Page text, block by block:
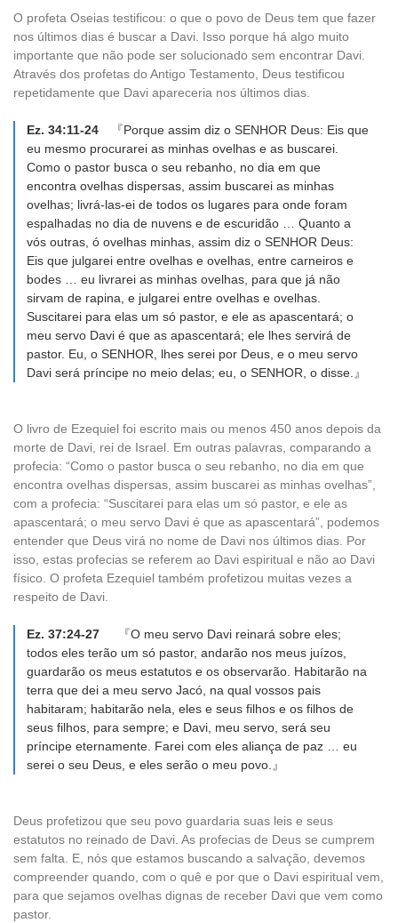
O profeta Oseias testificou: o que o povo de Deus tem que fazer
nos últimos dias é buscar a Davi. Isso porque há algo muito
importante que não pode ser solucionado sem encontrar Davi.
Através dos profetas do Antigo Testamento, Deus testificou
repetidamente que Davi apareceria nos últimos dias.
Ez. 34:11-24
『Porque assim diz o SENHOR Deus: Eis que
eu mesmo procurarei as minhas ovelhas e as buscarei.
Como o pastor busca o seu rebanho, no dia em que
encontra ovelhas dispersas, assim buscarei as minhas
ovelhas; livrá-las-ei de todos os lugares para onde foram
espalhadas no dia de nuvens e de escuridão … Quanto a
vós outras, ó ovelhas minhas, assim diz o SENHOR Deus:
Eis que julgarei entre ovelhas e ovelhas, entre carneiros e
bodes … eu livrarei as minhas ovelhas, para que já não
sirvam de rapina, e julgarei entre ovelhas e ovelhas.
Suscitarei para elas um só pastor, e ele as apascentará; o
meu servo Davi é que as apascentará; ele lhes servirá de
pastor. Eu, o SENHOR, lhes serei por Deus, e o meu servo
Davi será príncipe no meio delas; eu, o SENHOR, o disse.』
O livro de Ezequiel foi escrito mais ou menos 450 anos depois da
morte de Davi, rei de Israel. Em outras palavras, comparando a
profecia: “Como o pastor busca o seu rebanho, no dia em que
encontra ovelhas dispersas, assim buscarei as minhas ovelhas”,
com a profecia: “Suscitarei para elas um só pastor, e ele as
apascentará; o meu servo Davi é que as apascentará”, podemos
entender que Deus virá no nome de Davi nos últimos dias. Por
isso, estas profecias se referem ao Davi espiritual e não ao Davi
físico. O profeta Ezequiel também profetizou muitas vezes a
respeito de Davi.
Ez. 37:24-27
『O meu servo Davi reinará sobre eles;
todos eles terão um só pastor, andarão nos meus juízos,
guardarão os meus estatutos e os observarão. Habitarão na
terra que dei a meu servo Jacó, na qual vossos pais
habitaram; habitarão nela, eles e seus filhos e os filhos de
seus filhos, para sempre; e Davi, meu servo, será seu
príncipe eternamente. Farei com eles aliança de paz … eu
serei o seu Deus, e eles serão o meu povo.』
Deus profetizou que seu povo guardaria suas leis e seus
estatutos no reinado de Davi. As profecias de Deus se cumprem
sem falta. E, nós que estamos buscando a salvação, devemos
compreender quando, com o quê e por que o Davi espiritual vem,
para que sejamos ovelhas dignas de receber Davi que vem como
pastor.